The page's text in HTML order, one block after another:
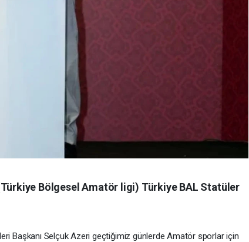
Bölgesel Amatör ligi) Türkiye BAL Statüler
Selçuk Azeri geçtiğimiz günlerde Amatör sporlar için